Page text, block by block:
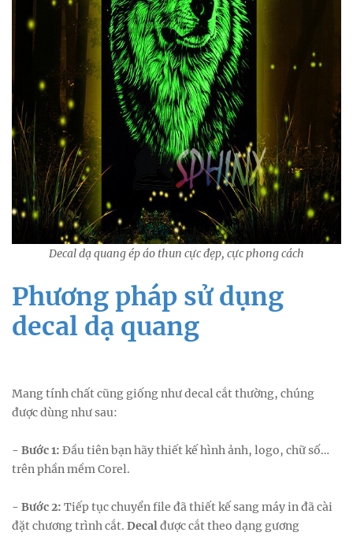
Decal dạ quang ép áo thun cực đẹp, cực phong cách
Phương pháp sử dụng
decal dạ quang
Mang tính chất cũng giống như decal cắt thường, chúng
được dùng như sau:
- Bước 1: Đầu tiên bạn hãy thiết kế hình ảnh, logo, chữ số…
trên phần mềm Corel.
- Bước 2: Tiếp tục chuyển file đã thiết kế sang máy in đã cài
đặt chương trình cắt. Decal được cắt theo dạng gương